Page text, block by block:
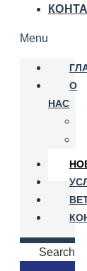
Menu
О
НАС
Search